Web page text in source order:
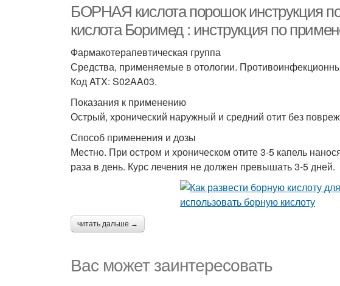
БОРНАЯ кислота порошок инструкция
кислота Боримед : инструкция по
Фармакотерапевтическая группа
Средства, применяемые в отологии.
Код ATX: S02AA03.
Показания к применению
Острый, хронический наружный и средний отит без
Способ применения и дозы
Местно. При остром и хроническом отите 3-5 капель
раза в день. Курс лечения не должен превышать 3-5 дней.
читать дальше →
Вас может заинтересовать